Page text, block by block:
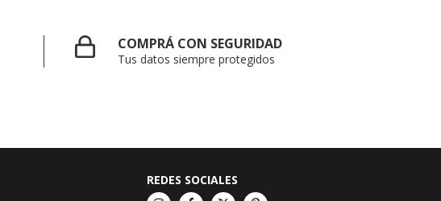
COMPRÁ CON SEGURIDAD
Tus datos siempre protegidos
REDES SOCIALES